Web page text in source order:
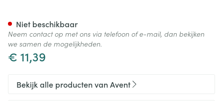
€ 11,39
Niet beschikbaar
Neem contact op met ons via telefoon of e-mail, dan bekijken
we samen de mogelijkheden.
Bekijk alle producten van Avent